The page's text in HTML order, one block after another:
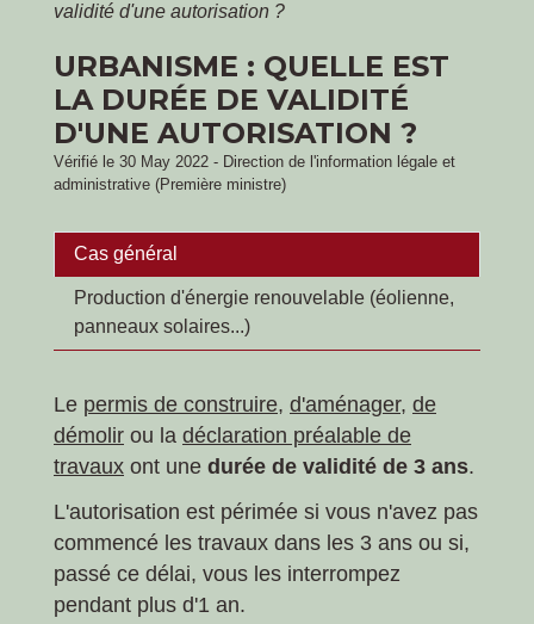
validité d'une autorisation ?
URBANISME : QUELLE EST
LA DURÉE DE VALIDITÉ
D'UNE AUTORISATION ?
Vérifié le 30 May 2022 - Direction de l'information légale et
administrative (Première ministre)
Cas général
Production d'énergie renouvelable (éolienne,
panneaux solaires...)
Le permis de construire, d'aménager, de
démolir ou la déclaration préalable de
travaux ont une durée de validité de 3 ans.
L'autorisation est périmée si vous n'avez pas
commencé les travaux dans les 3 ans ou si,
passé ce délai, vous les interrompez
pendant plus d'1 an.